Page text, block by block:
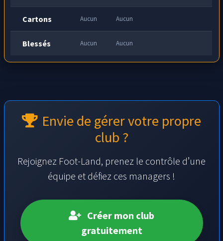
Cartons Aucun Aucun
Blessés Aucun Aucun
Envie de gérer votre propre
club ?
Rejoignez Foot-Land, prenez le contrôle d’une
équipe et défiez ces managers !
Créer mon club
gratuitement